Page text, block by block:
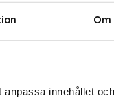
Om
anpassa innehållet och
efter
glas du